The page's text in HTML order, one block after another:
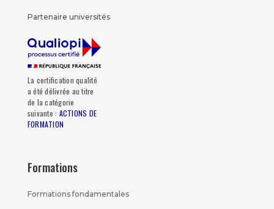
Partenaire universités
La certification qualité
a été délivrée au titre
de la catégorie
suivante : ACTIONS DE
FORMATION
Formations
Formations fondamentales